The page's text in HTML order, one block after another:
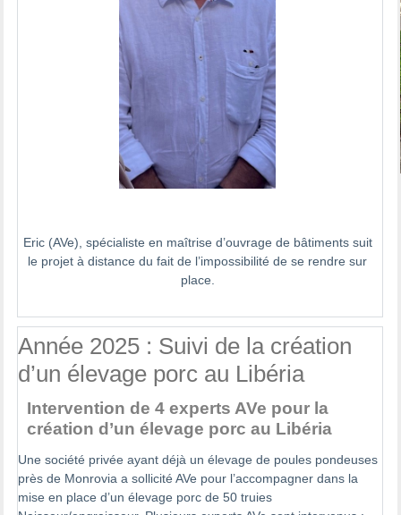
Eric (AVe), spécialiste en maîtrise d’ouvrage de bâtiments suit
le projet à distance du fait de l’impossibilité de se rendre sur
place.
Année 2025 : Suivi de la création
d’un élevage porc au Libéria
Intervention de 4 experts AVe pour la
création d’un élevage porc au Libéria
Une société privée ayant déjà un élevage de poules pondeuses
près de Monrovia a sollicité AVe pour l’accompagner dans la
mise en place d’un élevage porc de 50 truies